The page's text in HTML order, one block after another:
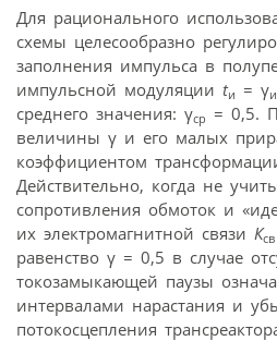
Для рационального
схемы целесообразно
заполнения импульса в
импульсной модуляции tи = γи
среднего значения: γср = 0,5.
величины γ и его малых
коэффициентом
Действительно, когда не
сопротивления обмоток и
их электромагнитной связи Ксв
равенство γ = 0,5 в случае
токозамыкающей паузы
интервалами нарастания и
потокосцепления